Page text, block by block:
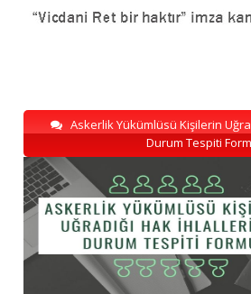
Askerlik Yükümlüsü Kişilerin
Durum Tespiti